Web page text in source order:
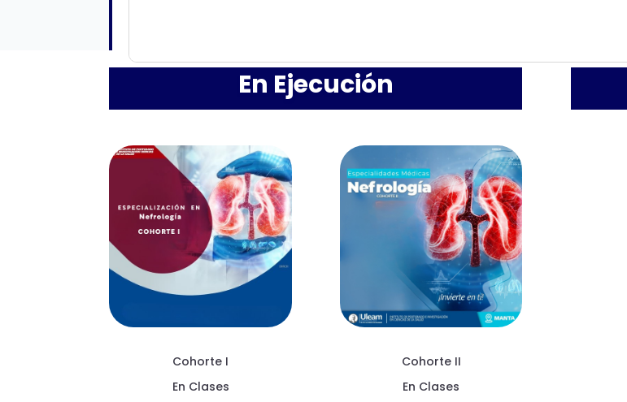
En Ejecución
Cohorte I
En Clases
Cohorte II
En Clases